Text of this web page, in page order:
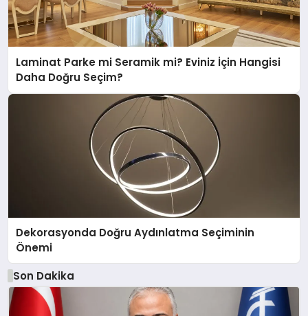
Laminat Parke mi Seramik mi? Eviniz İçin Hangisi
Daha Doğru Seçim?
Dekorasyonda Doğru Aydınlatma Seçiminin
Önemi
Son Dakika